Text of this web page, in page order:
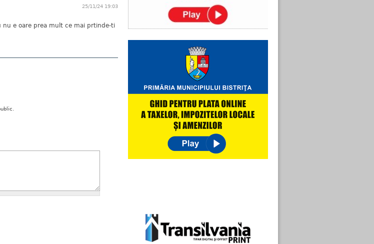
25/11/24 19:03
nu e oare prea mult ce mai prtinde-ti